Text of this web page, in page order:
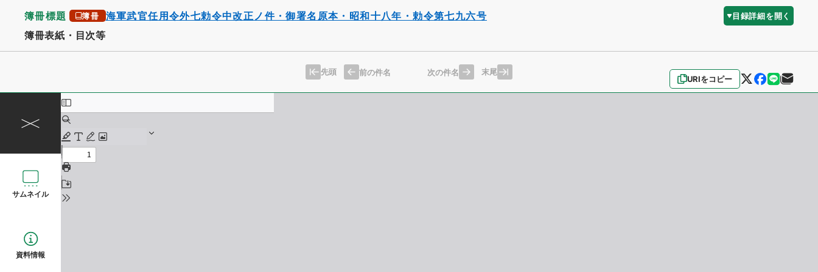
簿冊標題 簿冊 海軍武官任用令外七勅令中改正ノ件・御署名原本・昭和十八年・勅令第七九六号 目録詳細を開く
簿冊表紙・目次等
URIをコピー
先頭 前の件名 次の件名 末尾
サムネイル
資料情報